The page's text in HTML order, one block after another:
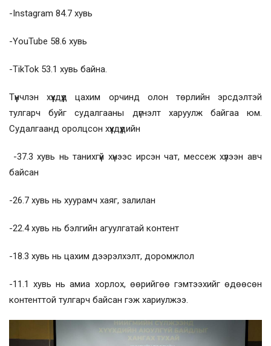
-Instagram 84.7 хувь
-YouTube 58.6 хувь
-TikTok 53.1 хувь байна.
Түүнчлэн хүүхдүүд цахим орчинд олон төрлийн эрсдэлтэй
тулгарч буйг судалгааны дүгнэлт харуулж байгаа юм.
Судалгаанд оролцсон хүүхдүүдийн
-37.3 хувь нь танихгүй хүнээс ирсэн чат, мессеж хүлээн авч
байсан
-26.7 хувь нь хуурамч хаяг, залилан
-22.4 хувь нь бэлгийн агуулгатай контент
-18.3 хувь нь цахим дээрэлхэлт, доромжлол
-11.1 хувь нь амиа хорлох, өөрийгөө гэмтээхийг өдөөсөн
контенттой тулгарч байсан гэж хариулжээ.